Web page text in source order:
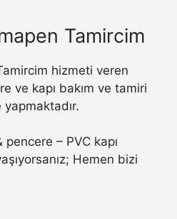
Tamircim
hizmeti veren
ve kapı bakım ve tamiri
– PVC kapı
Hemen bizi